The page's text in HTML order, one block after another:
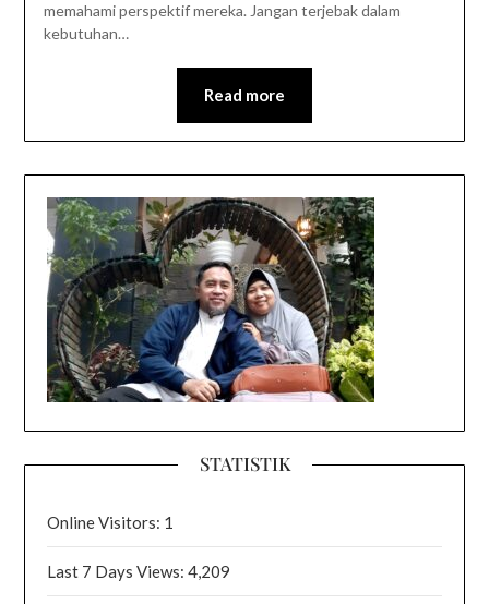
memahami perspektif mereka. Jangan terjebak dalam
kebutuhan…
Read more
STATISTIK
Online Visitors: 1
Last 7 Days Views:4,209